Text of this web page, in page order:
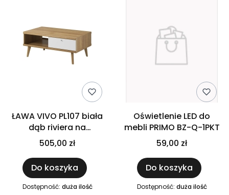
ŁAWA VIVO PL107 biała
dąb riviera na
drewnianych nóżkach
do salonu pokoju 107 x
46 x 67 cm
505,00 zł
Do koszyka
Dostępność: duża ilość
Oświetlenie LED do
mebli PRIMO BZ-Q-1PKT
59,00 zł
Do koszyka
Dostępność: duża ilość